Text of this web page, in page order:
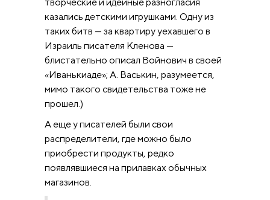
казались детскими игрушками. Одну из
таких битв — за квартиру уехавшего в
Израиль писателя Кленова —
блистательно описал Войнович в своей
«Иванькиаде»; А. Васькин, разумеется,
мимо такого свидетельства тоже не
прошел.)
А еще у писателей были свои
распределители, где можно было
приобрести продукты, редко
появлявшиеся на прилавках обычных
магазинов.